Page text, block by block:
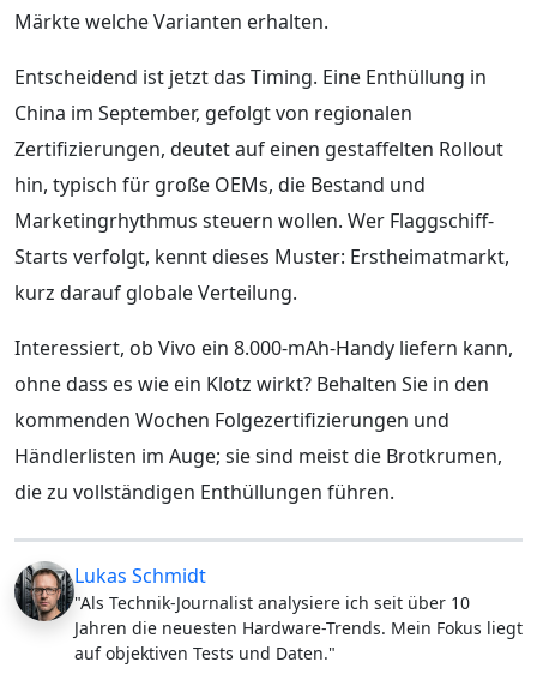
Märkte welche Varianten erhalten.
Entscheidend ist jetzt das Timing. Eine Enthüllung in
China im September, gefolgt von regionalen
Zertifizierungen, deutet auf einen gestaffelten Rollout
hin, typisch für große OEMs, die Bestand und
Marketingrhythmus steuern wollen. Wer Flaggschiff-
Starts verfolgt, kennt dieses Muster: Erstheimatmarkt,
kurz darauf globale Verteilung.
Interessiert, ob Vivo ein 8.000-mAh-Handy liefern kann,
ohne dass es wie ein Klotz wirkt? Behalten Sie in den
kommenden Wochen Folgezertifizierungen und
Händlerlisten im Auge; sie sind meist die Brotkrumen,
die zu vollständigen Enthüllungen führen.
Lukas Schmidt
"Als Technik-Journalist analysiere ich seit über 10
Jahren die neuesten Hardware-Trends. Mein Fokus liegt
auf objektiven Tests und Daten."